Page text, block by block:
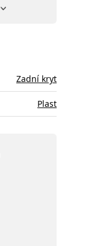
Zadní kryt
Plast